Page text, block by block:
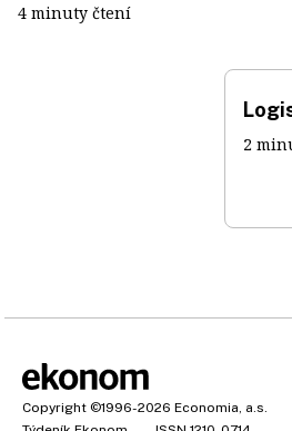
4 minuty čtení
2
Copyright ©1996-2026 Economia, a.s.